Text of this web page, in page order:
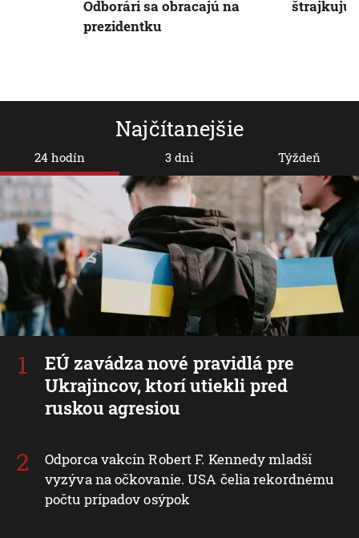
Najčítanejšie
24 hodín
EÚ zavádza nové pravidlá pre
Ukrajincov, ktorí utiekli pred
ruskou agresiou
Odporca vakcín Robert F. Kennedy mladší
vyzýva na očkovanie. USA čelia rekordnému
počtu prípadov osýpok
3 dni Týždeň
Odborári sa obracajú na
prezidentku
štrajkujú